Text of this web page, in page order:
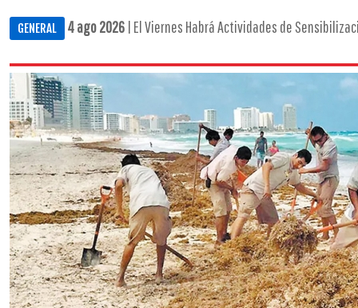
GENERAL 4 ago 2026 | El Viernes Habrá Actividades de